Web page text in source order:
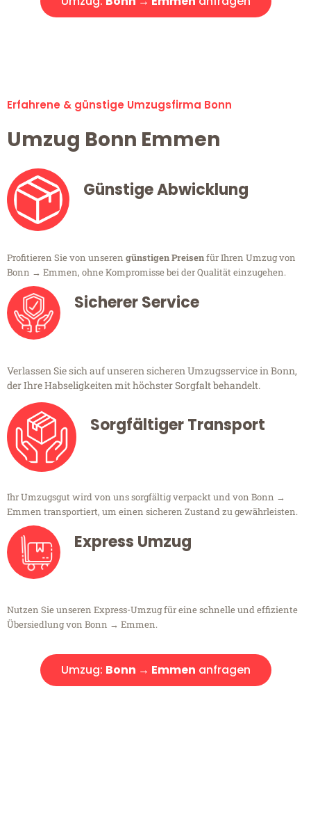
Erfahrene & günstige Umzugsfirma Bonn
Umzug Bonn Emmen
Günstige Abwicklung
Profitieren Sie von unseren günstigen Preisenfür Ihren Umzug von
Bonn → Emmen, ohne Kompromisse bei der Qualität einzugehen.
Sicherer Service
Verlassen Sie sich auf unseren sicheren Umzugsservice in Bonn,
der Ihre Habseligkeiten mit höchster Sorgfalt behandelt.
Sorgfältiger Transport
Ihr Umzugsgut wird von uns sorgfältig verpackt und von Bonn →
Emmen transportiert, um einen sicheren Zustand zu gewährleisten.
Express Umzug
Nutzen Sie unseren Express-Umzug für eine schnelle und effiziente
Übersiedlung von Bonn → Emmen.
Umzug: Bonn → Emmen anfragen